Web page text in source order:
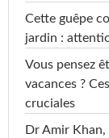
Cette guêpe
jardin :
Vous pensez
vacances ?
cruciales
Dr Amir Khan,